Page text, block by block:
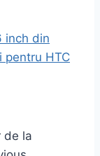
inch din
pentru HTC
de la